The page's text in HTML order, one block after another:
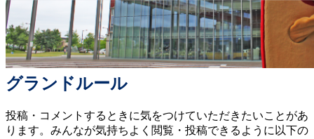
グランドルール
投稿・コメントするときに気をつけていただきたいことがあ
ります。みんなが気持ちよく閲覧・投稿できるように以下の